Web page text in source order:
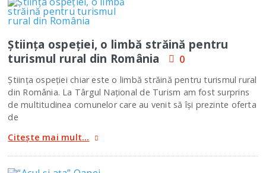
Ştiinţa ospeţiei, o limbă străină pentru
turismul rural din România
0
Ştiinţa ospeţiei chiar este o limbă străină pentru turismul rural
din România. La Târgul Naţional de Turism am fost surprins
de multitudinea comunelor care au venit să îşi prezinte oferta
de
Citește mai mult...